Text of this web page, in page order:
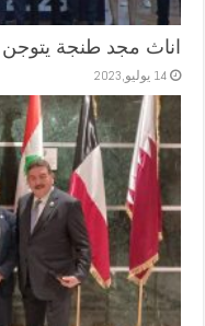
اناث مجد طنجة
14 يوليو,2023